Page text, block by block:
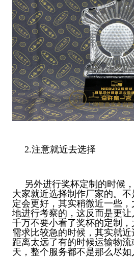
2.注意就近去选择
另外进行奖杯定制的时候
大家就近选择制作厂家的。
定会更好，其实稍微近一些
地进行考察的，这反而是更
千万不要小看了奖杯的定制，
需求比较急的时候，其实就近
距离太远了有的时候运输物
天，整个服务都不是那么尽如